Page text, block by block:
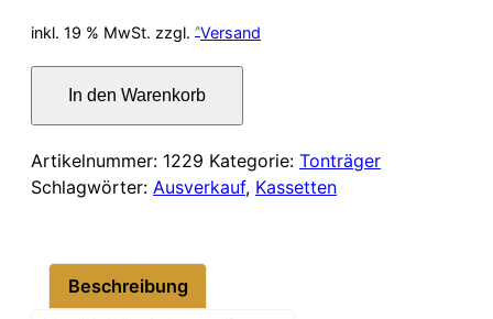
Preis
war:
36,00 €
inkl. 19 % MwSt. zzgl. Versand
Kassetten
–
Friedrich
Hölderlin
In den Warenkorb
Artikelnummer: 1229 Kategorie: Tonträger
Schlagwörter: Ausverkauf, Kassetten
Beschreibung